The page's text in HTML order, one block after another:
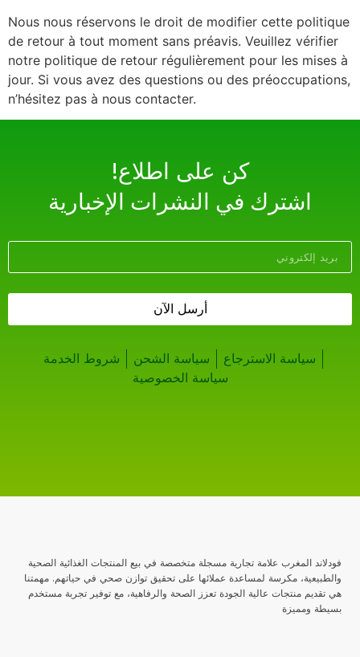
Nous nous réservons le droit de modifier cette politique
de retour à tout moment sans préavis. Veuillez vérifier
notre politique de retour régulièrement pour les mises à
jour. Si vous avez des questions ou des préoccupations,
n’hésitez pas à nous contacter.
!كن على اطلاع
اشترك في النشرات الإخبارية
أرسل الآن
شروط الخدمة سياسة الشحن
سياسة الاسترجاع
سياسة الخصوصية
فودلاند المغرب علامة تجارية مسجلة متخصصة في بيع المنتجات الغذائية الصحية
والطبيعية، مكرسة لمساعدة عملائها على تحقيق توازن صحي في حياتهم. مهمتنا
هي تقديم منتجات عالية الجودة تعزز الصحة والرفاهية، مع توفير تجربة مستخدم
بسيطة ومميزة